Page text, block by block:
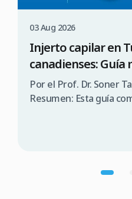
03 Aug 2026
Injerto capilar en
canadienses: Guía
Por el Prof. Dr. Soner
Resumen: Esta guía
(90 días sin visado),